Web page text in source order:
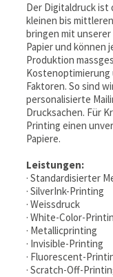
Der Digitaldruck ist
kleinen bis
bringen mit
Papier und können
Produktion
Kostenoptimierung
Faktoren. So sind
personalisierte
Drucksachen. Für
Printing einen
Papiere.
Leistungen:
· Standardisierter
· SilverInk-Printing
· Weissdruck
· White-Color-
· Metallicprinting
· Invisible-Printing
· Fluorescent-
· Scratch-Off-